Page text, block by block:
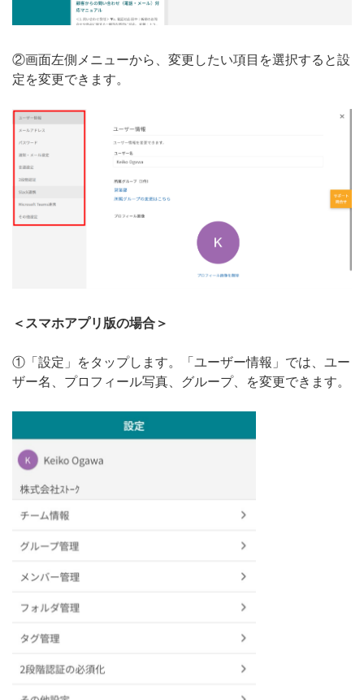
②画面左側メニューから、変更したい項目を選択すると設
定を変更できます。
＜スマホアプリ版の場合＞
①「設定」をタップします。「ユーザー情報」では、ユー
ザー名、プロフィール写真、グループ、を変更できます。